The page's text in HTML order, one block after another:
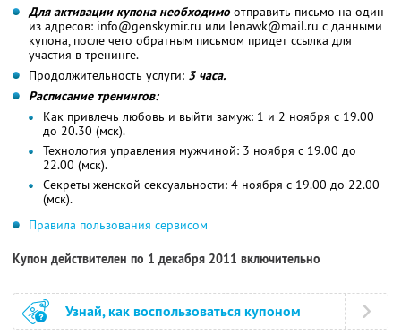
Для активации купона необходимо отправить письмо на один
из адресов: info@genskymir.ru или lenawk@mail.ru с данными
купона, после чего обратным письмом придет ссылка для
участия в тренинге.
Продолжительность услуги: 3 часа.
Расписание тренингов:
Как привлечь любовь и выйти замуж: 1 и 2 ноября с 19.00
до 20.30 (мск).
Технология управления мужчиной: 3 ноября с 19.00 до
22.00 (мск).
Секреты женской сексуальности: 4 ноября с 19.00 до 22.00
(мск).
Правила пользования сервисом
Купон действителен по 1 декабря 2011 включительно
Узнай, как воспользоваться купоном